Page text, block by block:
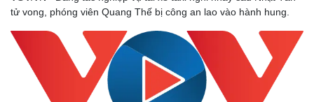
Sản phụ khoa
Nam khoa
Làm đẹp - giảm cân
Phòng mạch online
Ăn sạch sống khỏe
Tình yêu - Gia đình
tử vong, phóng viên Quang Thế bị công an lao vào hành hung.